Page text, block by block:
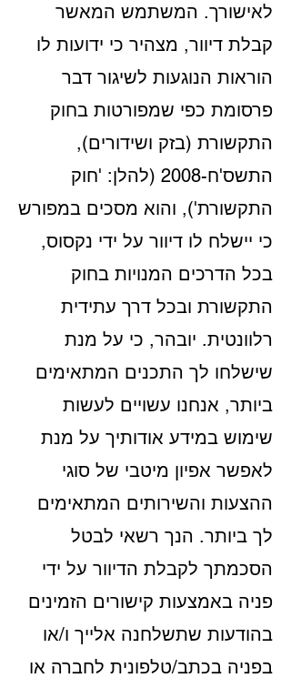
לאישורך. המשתמש המאשר
קבלת דיוור, מצהיר כי ידועות לו
הוראות הנוגעות לשיגור דבר
פרסומת כפי שמפורטות בחוק
התקשורת (בזק ושידורים),
התשס'ח-2008 (להלן: 'חוק
התקשורת'), והוא מסכים במפורש
כי יישלח לו דיוור על ידי נקסוס,
בכל הדרכים המנויות בחוק
התקשורת ובכל דרך עתידית
רלוונטית. יובהר, כי על מנת
שישלחו לך התכנים המתאימים
ביותר, אנחנו עשויים לעשות
שימוש במידע אודותיך על מנת
לאפשר אפיון מיטבי של סוגי
ההצעות והשירותים המתאימים
לך ביותר. הנך רשאי לבטל
הסכמתך לקבלת הדיוור על ידי
פניה באמצעות קישורים הזמינים
בהודעות שתשלחנה אלייך ו/או
בפניה בכתב/טלפונית לחברה או